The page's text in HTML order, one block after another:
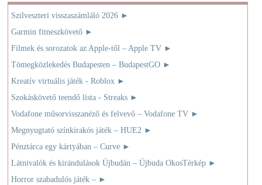
Szilveszteri visszaszámláló 2026 ►
Garmin fitneszkövető ►
Filmek és sorozatok az Apple-től – Apple TV ►
Tömegközlekedés Budapesten – BudapestGO ►
Kreatív virtuális játék - Roblox ►
Szokáskövető teendő lista - Streaks ►
Vodafone műsorvisszanéző és felvevő – Vodafone TV ►
Megnyugtató színkirakós játék – HUE2 ►
Pénztárca egy kártyában – Curve ►
Látnivalók és kirándulások Újbudán – Újbuda OkosTérkép ►
Horror szabadulós játék – ►